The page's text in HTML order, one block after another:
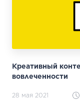
Креативный
вовлеченности
28 мая 2021